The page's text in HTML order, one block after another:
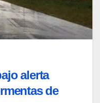
alerta
de